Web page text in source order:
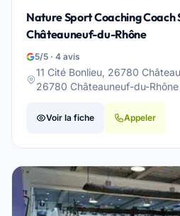
Nature Sport Coaching Coach
Châteauneuf-du-Rhône
5/5 · 4 avis
11 Cité Bonlieu, 26780
26780 Châteauneuf-du-Rhône
Voir la fiche Appeler